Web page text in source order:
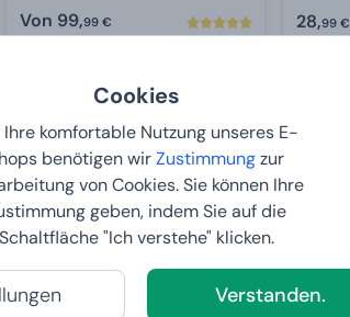
Cookies
Ihre komfortable Nutzung unseres E-
benötigen wirZustimmungzur
von Cookies. Sie können Ihre
geben, indem Sie auf die
Schaltfläche "Ich verstehe" klicken.
Verstanden.
Von 99,99 € 28,99 €